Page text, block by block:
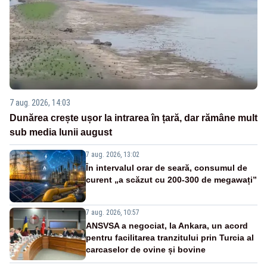
7 aug. 2026, 14:03
Dunărea crește ușor la intrarea în țară, dar rămâne mult
sub media lunii august
7 aug. 2026, 13:02
În intervalul orar de seară, consumul de
curent „a scăzut cu 200-300 de megawați”
7 aug. 2026, 10:57
ANSVSA a negociat, la Ankara, un acord
pentru facilitarea tranzitului prin Turcia al
carcaselor de ovine și bovine